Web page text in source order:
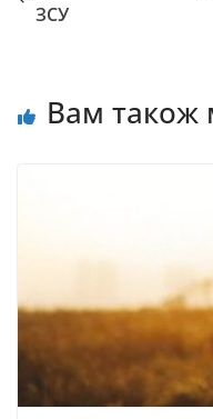
ЗСУ
Вам також